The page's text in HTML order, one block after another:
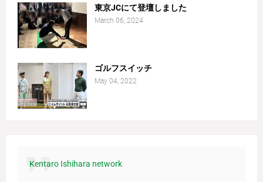
東京JCにて登壇しました
March 06, 2024
ゴルフスイッチ
May 04, 2022
Kentaro Ishihara network